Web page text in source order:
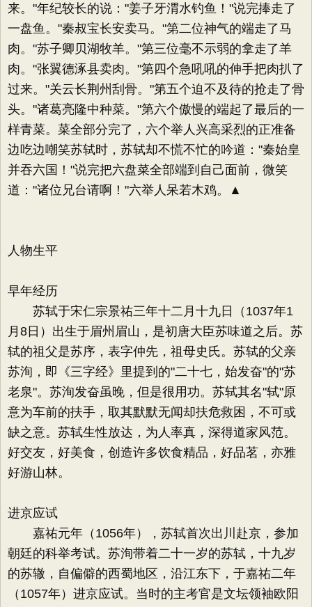
来。"年纪较长的说："姜子牙渭水钓鱼！"说完捧走了
一盘鱼。"秦叔宝长安卖马。"第二位神气的端走了马
肉。"苏子卿贝湖牧羊。"第三位毫不示弱的拿走了羊
肉。"张翼德涿县卖肉。"第四个急吼吼的伸手把肉扒了
过来。"关云长荆州刮骨。"第五个迫不及待的抢走了骨
头。"诸葛亮隆中种菜。"第六个傲慢的端起了最后的一
样青菜。菜全部分完了，六个举人兴高采烈的正准备
边吃边嘲笑苏轼时，苏轼却不慌不忙的吟道："秦始皇
并吞六国！"说完把六盘菜全部端到自己面前，微笑
道："诸位兄台请啊！"六举人呆若木鸡。▲
人物生平
早年经历
苏轼于宋仁宗景祐三年十二月十九日（1037年1
月8日）出生于眉州眉山，是初唐大臣苏味道之后。苏
轼的祖父是苏序，表字仲先，祖母史氏。苏轼的父亲
苏洵，即《三字经》里提到的"二十七，始发奋"的"苏
老泉"。苏洵发奋虽晚，但是很用功。苏轼其名"轼"原
意为车前的扶手，取其默默无闻却扶危救困，不可或
缺之意。苏轼生性放达，为人率真，深得道家风范。
好交友，好美食，创造许多饮食精品，好品茗，亦雅
好游山林。
进京应试
嘉祐元年（1056年），苏轼首次出川赴京，参加
朝廷的科举考试。苏洵带着二十一岁的苏轼，十九岁
的苏辙，自偏僻的西蜀地区，沿江东下，于嘉祐二年
（1057年）进京应试。当时的主考官是文坛领袖欧阳